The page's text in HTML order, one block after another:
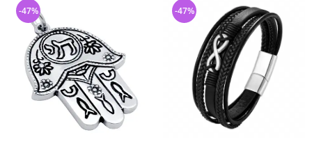
-47% -47%